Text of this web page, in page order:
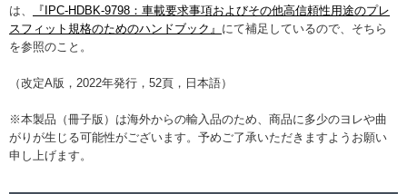
は、
『IPC-HDBK-9798：車載要求事項およびその他高信頼性用途のプレ
スフィット規格のためのハンドブック』 にて補足しているので、そちら
を参照のこと。
（改定A版，2022年発行，52頁，日本語）
※本製品（冊子版）は海外からの輸入品のため、商品に多少のヨレや曲
がりが生じる可能性がございます。予めご了承いただきますようお願い
申し上げます。